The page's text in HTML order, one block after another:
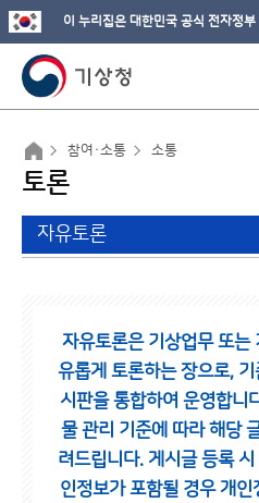
이 누리집은 대한민국 공식 전자정
참여·소통 소통
토론
자유토론
자유토론은 기상업무 또는
유롭게 토론하는 장으로, 기
시판을 통합하여 운영합니
물 관리 기준에 따라 해당
려드립니다. 게시글 등록
인정보가 포함될 경우 개인